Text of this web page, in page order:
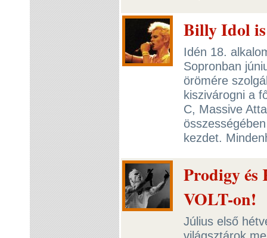
Billy Idol
Idén 18.
Sopronban
örömére
kiszivárogni a
C, Massive
kezdet.
Prodigy
VOLT-on!
Július első